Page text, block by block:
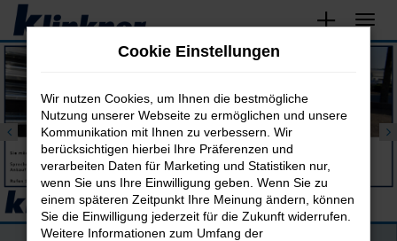
Zum
Hauptinhalt
Cookie Einstellungen
Wir nutzen Cookies, um Ihnen die bestmögliche
Nutzung unserer Webseite zu ermöglichen und unsere
Kommunikation mit Ihnen zu verbessern. Wir
berücksichtigen hierbei Ihre Präferenzen und
verarbeiten Daten für Marketing und Statistiken nur,
wenn Sie uns Ihre Einwilligung geben. Wenn Sie zu
einem späteren Zeitpunkt Ihre Meinung ändern, können
Sie die Einwilligung jederzeit für die Zukunft widerrufen.
Weitere Informationen zum Umfang der